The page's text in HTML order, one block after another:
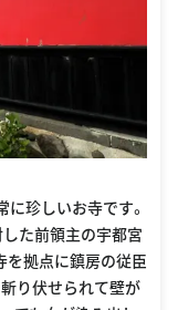
に珍しいお寺です。
た前領主の宇都宮
を拠点に鎮房の従臣
り伏せられて壁が